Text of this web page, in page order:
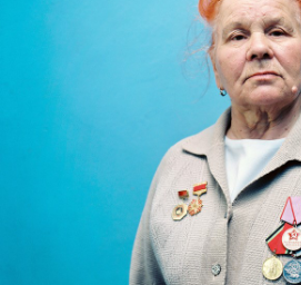
de slager achter het
ambtenaar achter het
jongeren op straat. Deze
onderzoekt zijn
hoe deze, bewust of
verbinding tussen de
ver voorbij de
Ordinary Peopleis te